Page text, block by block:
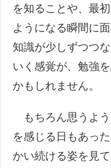
を知ることや、最
ようになる瞬間に
知識が少しずつつ
いく感覚が、勉強
かもしれません。
もちろん思うよ
を感じる日もあっ
かい続ける姿を見